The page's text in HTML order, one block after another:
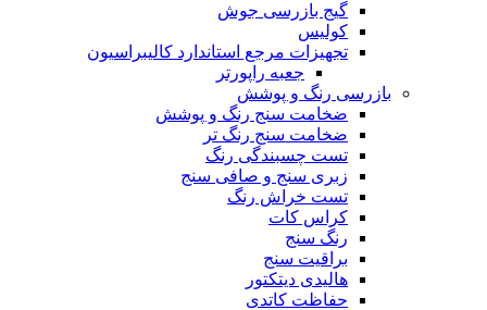
گیج بازرسی جوش
کولیس
تجهیزات مرجع استاندارد کالیبراسیون
جعبه راپورتر
بازرسی رنگ و پوشش
ضخامت سنج رنگ و پوشش
ضخامت سنج رنگ تر
تست چسبندگی رنگ
زبری سنج و صافی سنج
تست خراش رنگ
کراس کات
رنگ سنج
براقیت سنج
هالیدی دیتکتور
حفاظت کاتدی